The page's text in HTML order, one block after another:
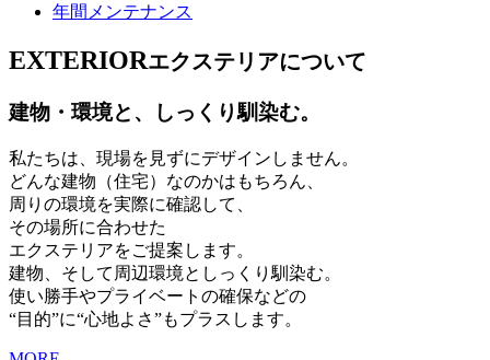
年間メンテナンス
EXTERIORエクステリアについて
建物・環境と、しっくり馴染む。
私たちは、現場を見ずにデザインしません。
どんな建物（住宅）なのかはもちろん、
周りの環境を実際に確認して、
その場所に合わせた
エクステリアをご提案します。
建物、そして周辺環境としっくり馴染む。
使い勝手やプライベートの確保などの
“目的”に“心地よさ”もプラスします。